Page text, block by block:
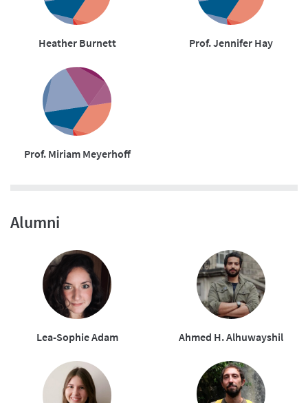
Heather Burnett Prof. Jennifer Hay
Prof. Miriam Meyerhoff
Alumni
Lea-Sophie Adam Ahmed H. Alhuwayshil